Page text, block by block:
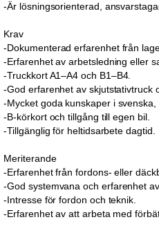
-Är lösningsorienterad,
Krav
-Dokumenterad erfarenhet från
-Erfarenhet av arbetsledning eller
-Truckkort A1–A4 och B1–B4.
-God erfarenhet av skjutstativtruck
-Mycket goda kunskaper i svenska,
-B-körkort och tillgång till egen bil.
-Tillgänglig för heltidsarbete dagtid.
Meriterande
-Erfarenhet från fordons- eller
-God systemvana och erfarenhet
-Intresse för fordon och teknik.
-Erfarenhet av att arbeta med